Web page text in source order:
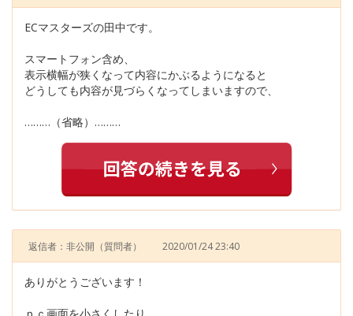
ECマスターズの田中です。
スマートフォン含め、
表示横幅が狭くなって内容にかぶるようになると
どうしても内容が見づらくなってしまいますので、
………（省略）………
返信者：非公開 （質問者） 2020/01/24 23:40
ありがとうございます！
ｐｃ画面を小さくしたり、